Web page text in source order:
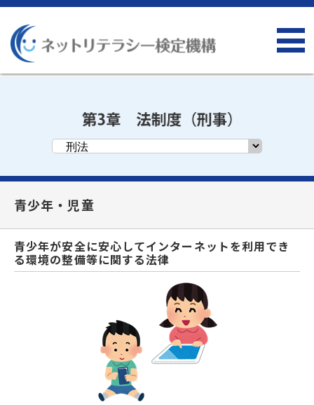
青少年・児童
青少年が安全に安心してインターネットを利用でき
る環境の整備等に関する法律